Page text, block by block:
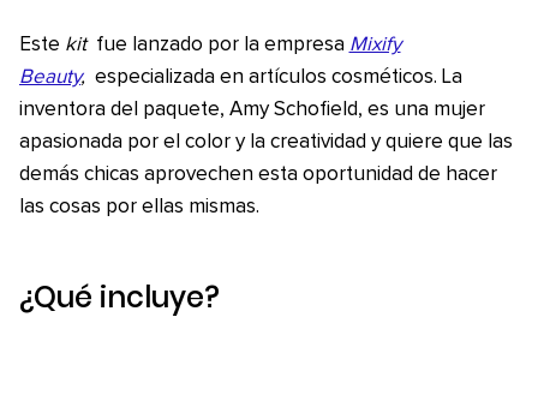
Este kit fue lanzado por la empresa Mixify
Beauty, especializada en artículos cosméticos. La
inventora del paquete, Amy Schofield, es una mujer
apasionada por el color y la creatividad y quiere que las
demás chicas aprovechen esta oportunidad de hacer
las cosas por ellas mismas.
¿Qué incluye?